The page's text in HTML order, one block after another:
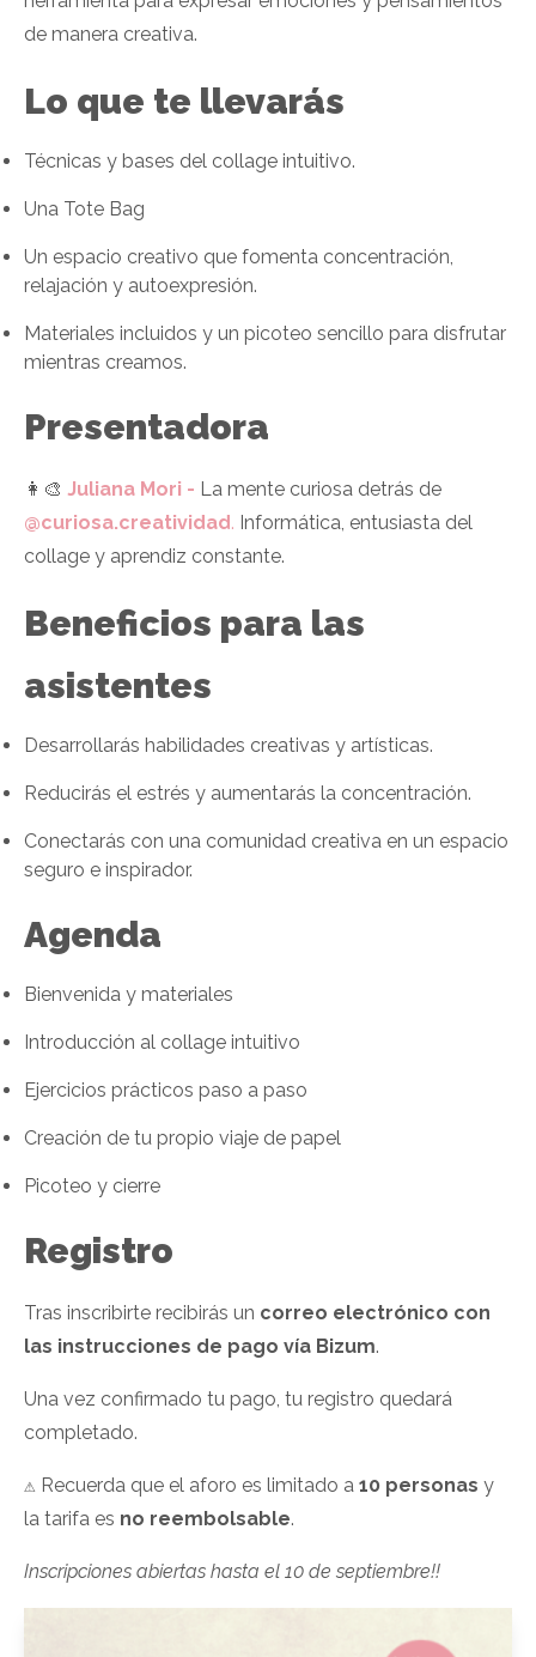
de manera creativa.
Lo que te llevarás
Técnicas y bases del collage intuitivo.
Una Tote Bag
Un espacio creativo que fomenta concentración,
relajación y autoexpresión.
Materiales incluidos y un picoteo sencillo para disfrutar
mientras creamos.
Presentadora
👩‍🎨 Juliana Mori - La mente curiosa detrás de
@curiosa.creatividad. Informática, entusiasta del
collage y aprendiz constante.
Beneficios para las
asistentes
Desarrollarás habilidades creativas y artísticas.
Reducirás el estrés y aumentarás la concentración.
Conectarás con una comunidad creativa en un espacio
seguro e inspirador.
Agenda
Bienvenida y materiales
Introducción al collage intuitivo
Ejercicios prácticos paso a paso
Creación de tu propio viaje de papel
Picoteo y cierre
Registro
Tras inscribirte recibirás un correo electrónico con
las instrucciones de pago vía Bizum.
Una vez confirmado tu pago, tu registro quedará
completado.
⚠️ Recuerda que el aforo es limitado a 10 personas y
la tarifa es no reembolsable.
Inscripciones abiertas hasta el 10 de septiembre!!